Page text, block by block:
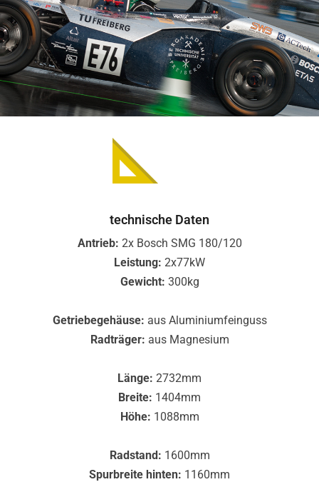
technische Daten
Antrieb: 2x Bosch SMG 180/120
Leistung: 2x77kW
Gewicht: 300kg
Getriebegehäuse: aus Aluminiumfeinguss
Radträger: aus Magnesium
Länge: 2732mm
Breite: 1404mm
Höhe: 1088mm
Radstand: 1600mm
Spurbreite hinten: 1160mm